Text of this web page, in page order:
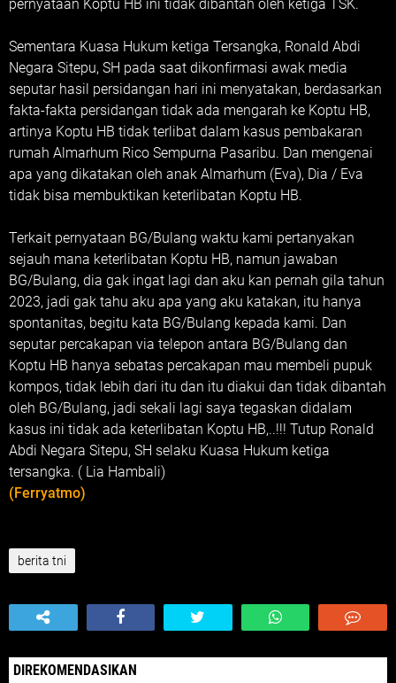
pernyataan Koptu HB ini tidak dibantah oleh ketiga TSK.
Sementara Kuasa Hukum ketiga Tersangka, Ronald Abdi
Negara Sitepu, SH pada saat dikonfirmasi awak media
seputar hasil persidangan hari ini menyatakan, berdasarkan
fakta-fakta persidangan tidak ada mengarah ke Koptu HB,
artinya Koptu HB tidak terlibat dalam kasus pembakaran
rumah Almarhum Rico Sempurna Pasaribu. Dan mengenai
apa yang dikatakan oleh anak Almarhum (Eva), Dia / Eva
tidak bisa membuktikan keterlibatan Koptu HB.
Terkait pernyataan BG/Bulang waktu kami pertanyakan
sejauh mana keterlibatan Koptu HB, namun jawaban
BG/Bulang, dia gak ingat lagi dan aku kan pernah gila tahun
2023, jadi gak tahu aku apa yang aku katakan, itu hanya
spontanitas, begitu kata BG/Bulang kepada kami. Dan
seputar percakapan via telepon antara BG/Bulang dan
Koptu HB hanya sebatas percakapan mau membeli pupuk
kompos, tidak lebih dari itu dan itu diakui dan tidak dibantah
oleh BG/Bulang, jadi sekali lagi saya tegaskan didalam
kasus ini tidak ada keterlibatan Koptu HB,..!!! Tutup Ronald
Abdi Negara Sitepu, SH selaku Kuasa Hukum ketiga
tersangka. ( Lia Hambali)
(Ferryatmo)
berita tni
DIREKOMENDASIKAN